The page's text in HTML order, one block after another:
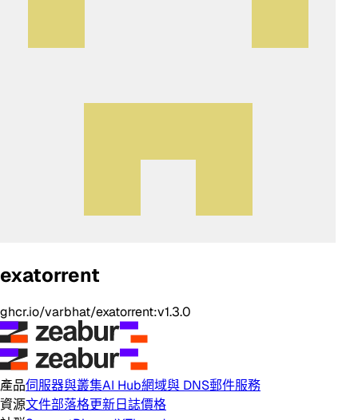
exatorrent
ghcr.io/varbhat/exatorrent:v1.3.0
產品伺服器與叢集AI Hub網域與 DNS郵件服務
資源文件部落格更新日誌價格